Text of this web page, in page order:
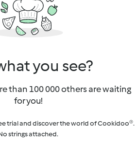
you see?
than 100 000 others are waiting
for you!
trial and discover the world of Cookidoo®.
strings attached.